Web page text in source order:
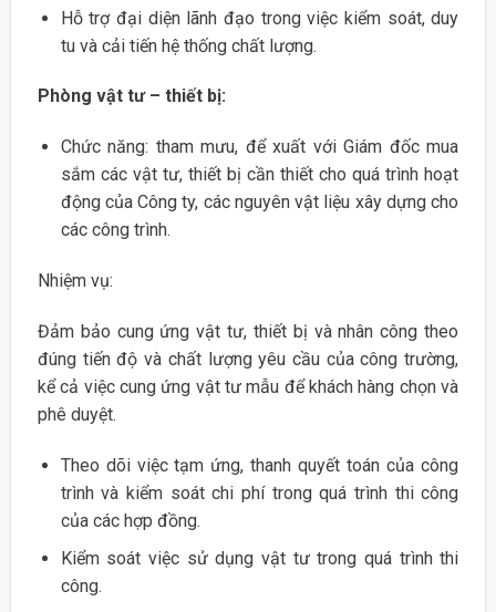
Hỗ trợ đại diện lãnh đạo trong việc kiểm soát, duy
tu và cải tiến hệ thống chất lượng.
Phòng vật tư – thiết bị:
Chức năng: tham mưu, để xuất với Giám đốc mua
sắm các vật tư, thiết bị cần thiết cho quá trình hoạt
động của Công ty, các nguyên vật liệu xây dựng cho
các công trình.
Nhiệm vụ:
Đảm bảo cung ứng vật tư, thiết bị và nhân công theo
đúng tiến độ và chất lượng yêu cầu của công trường,
kể cả việc cung ứng vật tư mẫu để khách hàng chọn và
phê duyệt.
Theo dõi việc tạm ứng, thanh quyết toán của công
trình và kiểm soát chi phí trong quá trình thi công
của các hợp đồng.
Kiểm soát việc sử dụng vật tư trong quá trình thi
công.